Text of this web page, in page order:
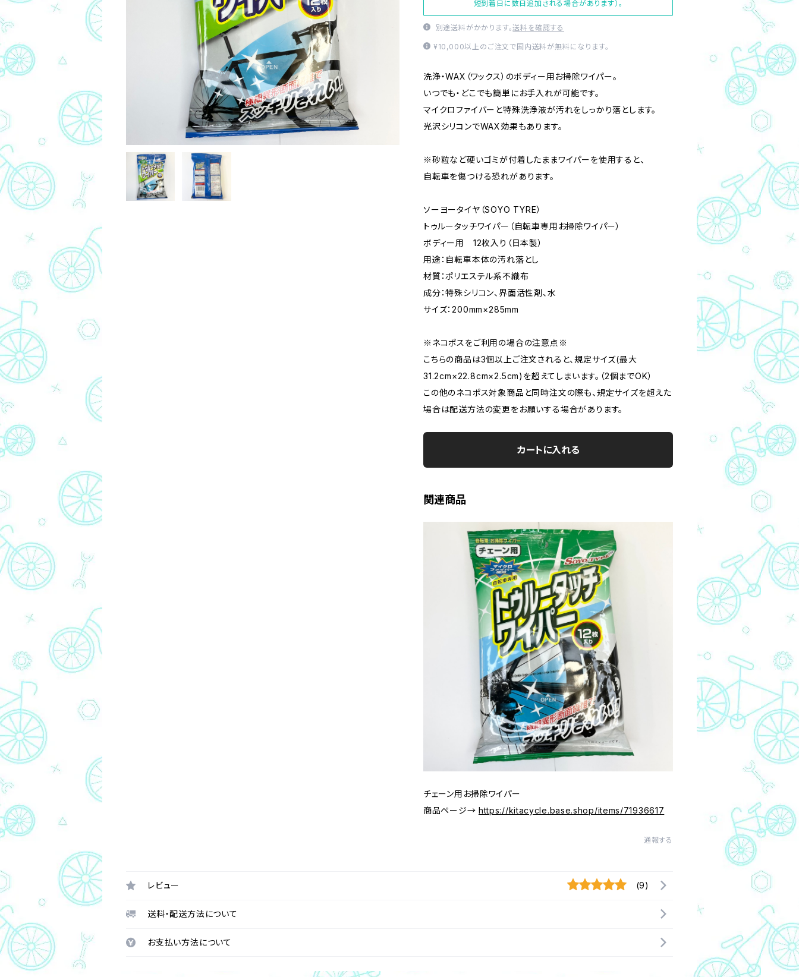
短到着日に数日追加される場合があります）。
別途送料がかかります。送料を確認する
¥10,000以上のご注文で国内送料が無料になります。
洗浄・WAX（ワックス）のボディー用お掃除ワイパー。
いつでも・どこでも簡単にお手入れが可能です。
マイクロファイバーと特殊洗浄液が汚れをしっかり落とします。
光沢シリコンでWAX効果もあります。
※砂粒など硬いゴミが付着したままワイパーを使用すると、
自転車を傷つける恐れがあります。
ソーヨータイヤ（SOYO TYRE）
トゥルータッチワイパー（自転車専用お掃除ワイパー）
ボディー用 12枚入り（日本製）
用途：自転車本体の汚れ落とし
材質：ポリエステル系不織布
成分：特殊シリコン、界面活性剤、水
サイズ：200mm×285mm
※ネコポスをご利用の場合の注意点※
こちらの商品は3個以上ご注文されると、規定サイズ(最大
31.2cm×22.8cm×2.5cm)を超えてしまいます。（2個までOK）
この他のネコポス対象商品と同時注文の際も、規定サイズを超えた
場合は配送方法の変更をお願いする場合があります。
カートに入れる
関連商品
チェーン用お掃除ワイパー
商品ページ→ https://kitacycle.base.shop/items/71936617
通報する
レビュー (9)
送料・配送方法について
お支払い方法について